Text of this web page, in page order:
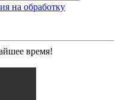
на обработку
время!